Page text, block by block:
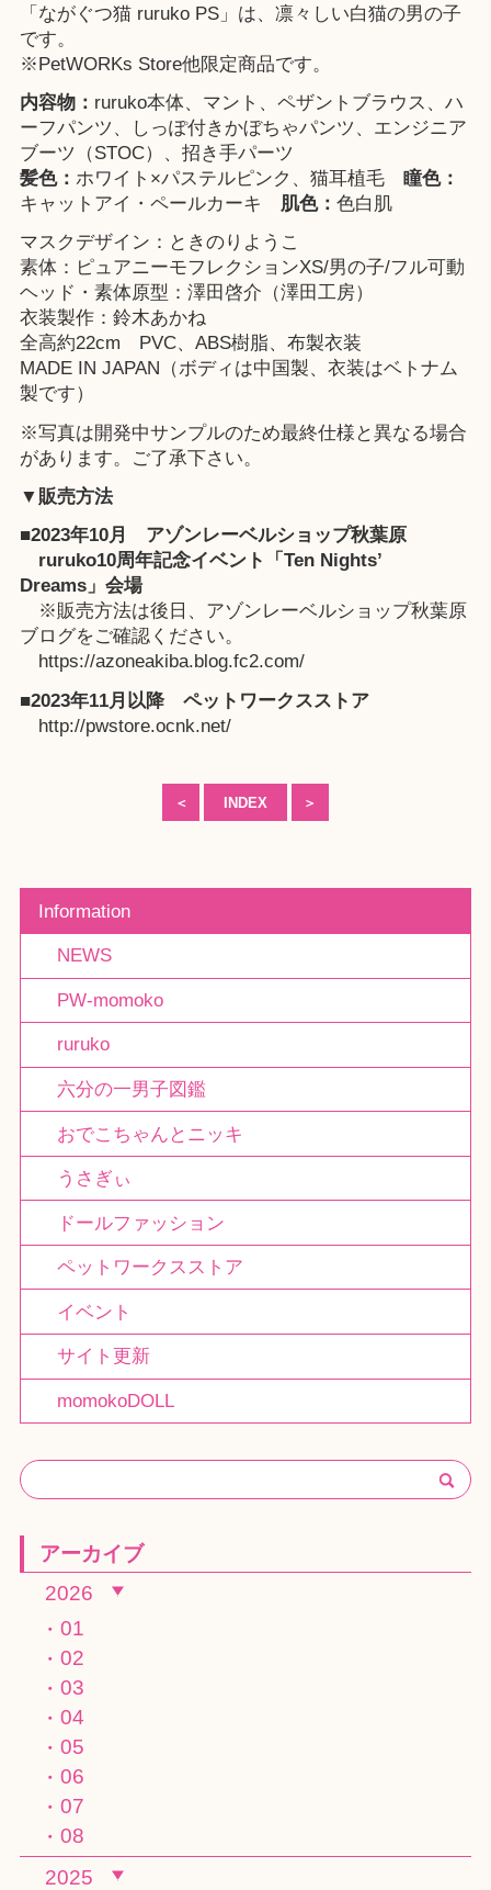
「ながぐつ猫 ruruko PS」は、凛々しい白猫の男の子
です。
※PetWORKs Store他限定商品です。
内容物： ruruko本体、マント、ペザントブラウス、ハ
ーフパンツ、しっぽ付きかぼちゃパンツ、エンジニア
ブーツ（STOC）、招き手パーツ
髪色： ホワイト×パステルピンク、猫耳植毛 瞳色：
キャットアイ・ペールカーキ 肌色： 色白肌
マスクデザイン：ときのりようこ
素体：ピュアニーモフレクションXS/男の子/フル可動
ヘッド・素体原型：澤田啓介（澤田工房）
衣装製作：鈴木あかね
全高約22cm PVC、ABS樹脂、布製衣装
MADE IN JAPAN（ボディは中国製、衣装はベトナム
製です）
※写真は開発中サンプルのため最終仕様と異なる場合
があります。ご了承下さい。
▼販売方法
■2023年10月 アゾンレーベルショップ秋葉原
ruruko10周年記念イベント「Ten Nights’
Dreams」 会場
※販売方法は後日、アゾンレーベルショップ秋葉原
ブログをご確認ください。
https://azoneakiba.blog.fc2.com/
■2023年11月以降 ペットワークスストア
http://pwstore.ocnk.net/
＜ INDEX ＞
Information
NEWS
PW-momoko
ruruko
六分の一男子図鑑
おでこちゃんとニッキ
うさぎぃ
ドールファッション
ペットワークスストア
イベント
サイト更新
momokoDOLL
アーカイブ
2026
01
02
03
04
05
06
07
08
2025